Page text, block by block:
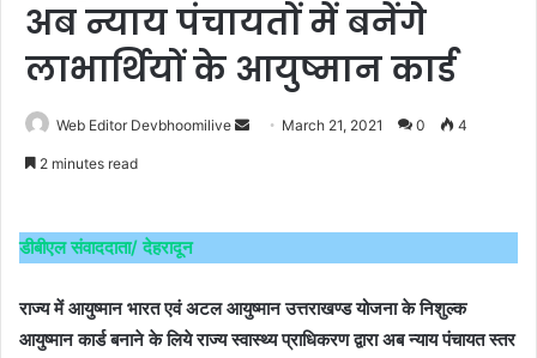
अब न्याय पंचायतों में बनेंगे
लाभार्थियों के आयुष्मान कार्ड
Web Editor Devbhoomilive
Send March 21, 2021 0 4
2 minutes read
डीबीएल संवाददाता/ देहरादून
राज्य में आयुष्मान भारत एवं अटल आयुष्मान उत्तराखण्ड योजना के निशुल्क
आयुष्मान कार्ड बनाने के लिये राज्य स्वास्थ्य प्राधिकरण द्वारा अब न्याय पंचायत स्तर